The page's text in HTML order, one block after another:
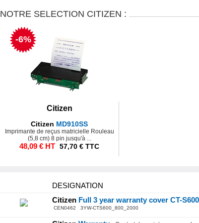
NOTRE SELECTION CITIZEN :
-6%
Citizen
Citizen MD910SS
Imprimante de reçus matricielle Rouleau
(5,8 cm) 8 pin jusqu'à ...
48,09 € HT 57,70 € TTC
DESIGNATION
Citizen Full 3 year warranty cover CT-
CEN0462 3YW-CTS600_800_2000